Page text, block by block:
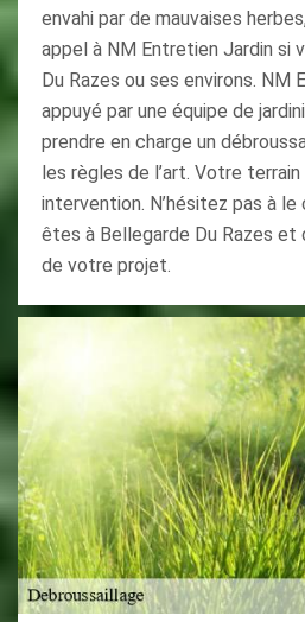
envahi par de mauvaises
appel à NM Entretien Jardin si
Du Razes ou ses environs. NM
appuyé par une équipe de
prendre en charge un
les règles de l’art. Votre
intervention. N’hésitez pas à
êtes à Bellegarde Du Razes et
de votre projet.